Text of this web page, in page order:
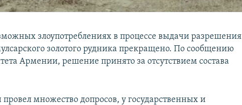
злоупотреблениях в процессе выдачи разрешения
золотого рудника прекращено. По сообщению
Армении, решение принято за отсутствием состава
множество допросов, у государственных и